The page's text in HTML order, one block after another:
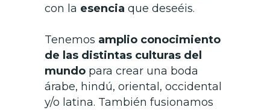
con la esencia que deseéis.
Tenemos amplio conocimiento
de las distintas culturas del
mundo para crear una boda
árabe, hindú, oriental, occidental
y/o latina. También fusionamos